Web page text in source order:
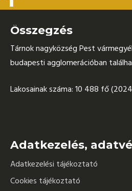
Összegzés
Tárnok nagyközség Pest
budapesti agglomerációban
Lakosainak száma: 10 488 fő
Adatkezelés,
Adatkezelési tájékoztató
Cookies tájékoztató